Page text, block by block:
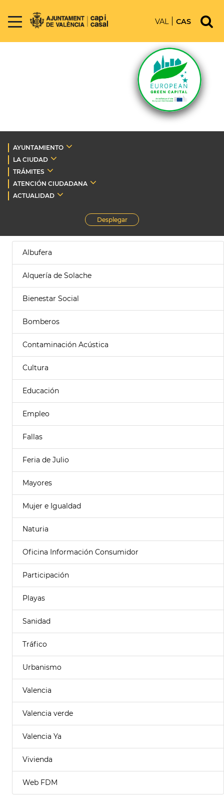
VAL CAS
AYUNTAMIENTO
LA CIUDAD
TRÁMITES
ATENCIÓN CIUDADANA
ACTUALIDAD
Desplegar
Albufera
Alquería de Solache
Bienestar Social
Bomberos
Contaminación Acústica
Cultura
Educación
Empleo
Fallas
Feria de Julio
Mayores
Mujer e Igualdad
Naturia
Oficina Información Consumidor
Participación
Playas
Sanidad
Tráfico
Urbanismo
Valencia
Valencia verde
Valencia Ya
Vivienda
Web FDM